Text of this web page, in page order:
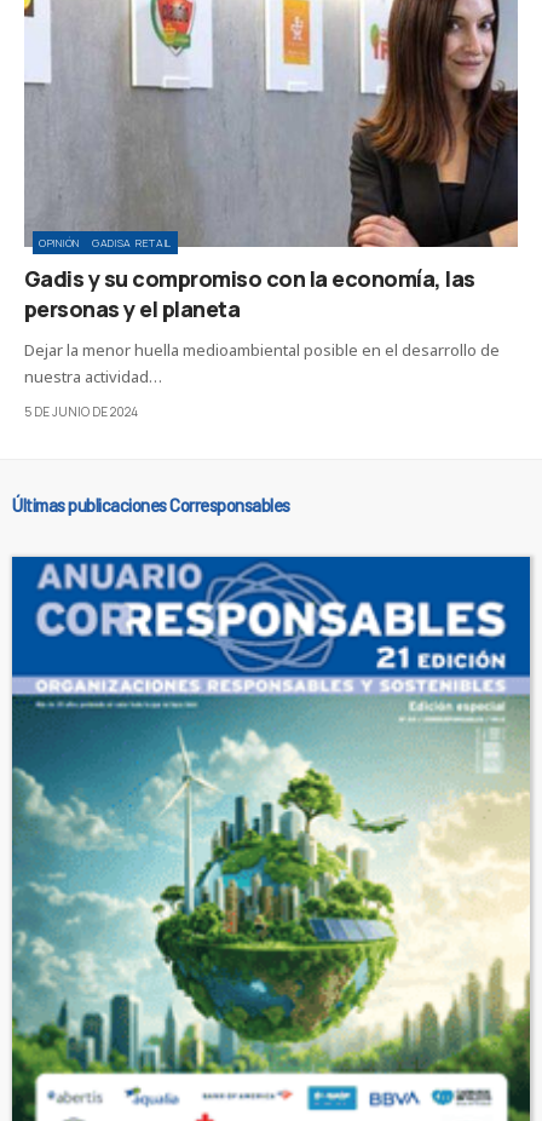
OPINIÓN GADISA RETAIL
Gadis y su compromiso con la economía, las
personas y el planeta
Dejar la menor huella medioambiental posible en el desarrollo de
nuestra actividad…
5 DE JUNIO DE 2024
Últimas publicaciones Corresponsables